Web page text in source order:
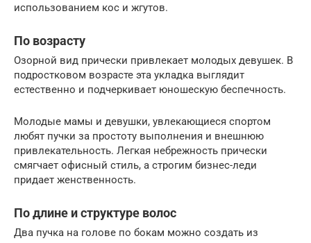
использованием кос и жгутов.
По возрасту
Озорной вид прически привлекает молодых девушек. В
подростковом возрасте эта укладка выглядит
естественно и подчеркивает юношескую беспечность.
Молодые мамы и девушки, увлекающиеся спортом
любят пучки за простоту выполнения и внешнюю
привлекательность. Легкая небрежность прически
смягчает офисный стиль, а строгим бизнес-леди
придает женственность.
По длине и структуре волос
Два пучка на голове по бокам можно создать из